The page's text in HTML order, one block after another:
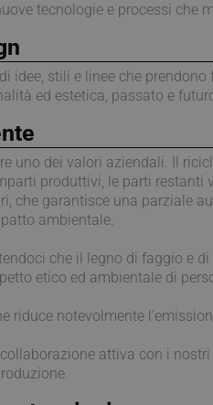
tecnologie e processi che
idee, stili e linee che
ed estetica, passato e
uno dei valori aziendali. Il
produttivi, le parti restanti
garantisce una parziale
ambientale.
che il legno di faggio e
etico ed ambientale di
riduce notevolmente
attiva con i